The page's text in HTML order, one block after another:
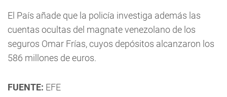
El País añade que la policía investiga además las
cuentas ocultas del magnate venezolano de los
seguros Omar Frías, cuyos depósitos alcanzaron los
586 millones de euros.
FUENTE: EFE